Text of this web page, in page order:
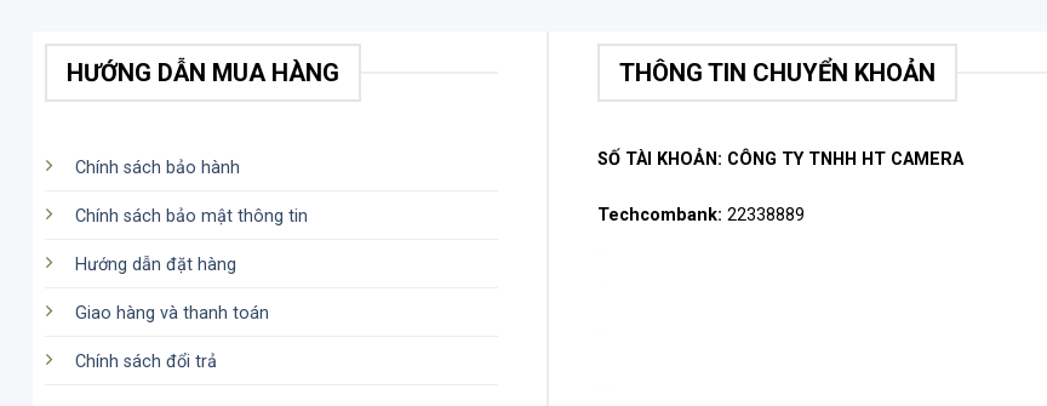
HƯỚNG DẪN MUA HÀNG
Chính sách bảo hành
Chính sách bảo mật thông tin
Hướng dẫn đặt hàng
Giao hàng và thanh toán
Chính sách đổi trả
THÔNG TIN CHUYỂN KHOẢN
SỐ TÀI KHOẢN: CÔNG TY TNHH HT CAMERA
Techcombank: 22338889